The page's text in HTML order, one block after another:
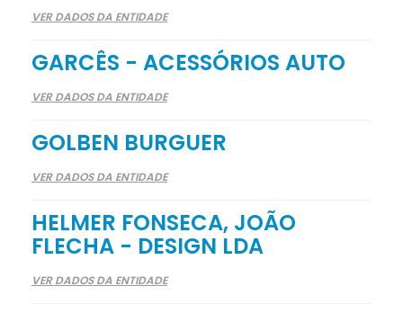
VER DADOS DA ENTIDADE
GARCÊS - ACESSÓRIOS AUTO
VER DADOS DA ENTIDADE
GOLBEN BURGUER
VER DADOS DA ENTIDADE
HELMER FONSECA, JOÃO
FLECHA - DESIGN LDA
VER DADOS DA ENTIDADE